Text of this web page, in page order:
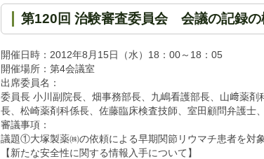
第120回 治験審査委員会 会議の記録の
開催日時：2012年8月15日（水）18：00～18：05
開催場所：第4会議室
出席委員名：
委員長 小川副院長、畑事務部長、九嶋看護部長、山﨑薬
長、松崎薬剤科係長、佐藤臨床検査技師、室田顧問弁護士
審議事項：
議題①大塚製薬㈱の依頼による早期関節リウマチ患者を対
【新たな安全性に関する情報入手について】